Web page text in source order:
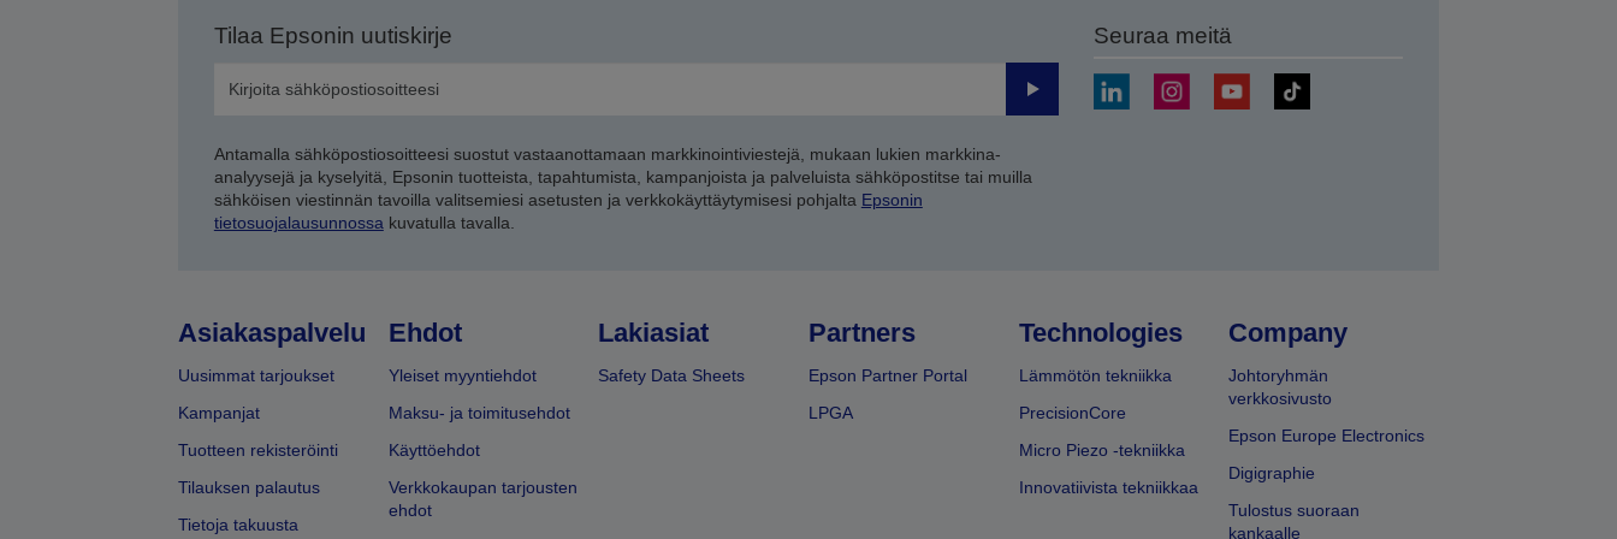
Tilaa Epsonin uutiskirje
Lähetä
Antamalla sähköpostiosoitteesi suostut vastaanottamaan markkinointiviestejä, mukaan lukien markkina-
analyysejä ja kyselyitä, Epsonin tuotteista, tapahtumista, kampanjoista ja palveluista sähköpostitse tai muilla
sähköisen viestinnän tavoilla valitsemiesi asetusten ja verkkokäyttäytymisesi pohjalta Epsonin
tietosuojalausunnossakuvatulla tavalla.
Seuraa meitä
Asiakaspalvelu
Uusimmat tarjoukset
Kampanjat
Tuotteen rekisteröinti
Tilauksen palautus
Tietoja takuusta
Ehdot
Yleiset myyntiehdot
Maksu- ja toimitusehdot
Käyttöehdot
Verkkokaupan tarjousten
ehdot
Lakiasiat
Safety Data Sheets
Partners
Epson Partner Portal
LPGA
Technologies
Lämmötön tekniikka
PrecisionCore
Micro Piezo -tekniikka
Innovatiivista tekniikkaa
Company
Johtoryhmän
verkkosivusto
Epson Europe Electronics
Digigraphie
Tulostus suoraan
kankaalle